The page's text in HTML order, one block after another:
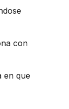
con
en que